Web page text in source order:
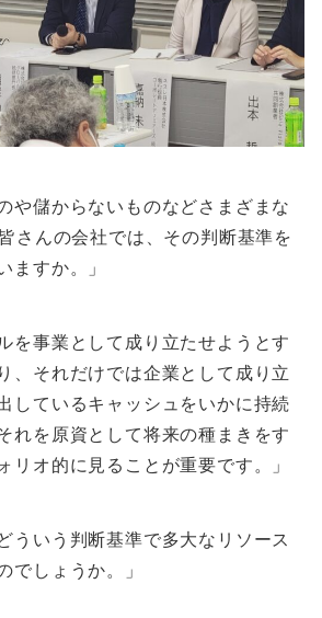
や儲からないものなどさまざまな
さんの会社では、その判断基準を
ますか。」
を事業として成り立たせようとす
、それだけでは企業として成り立
しているキャッシュをいかに持続
れを原資として将来の種まきをす
リオ的に見ることが重要です。」
ういう判断基準で多大なリソース
でしょうか。」